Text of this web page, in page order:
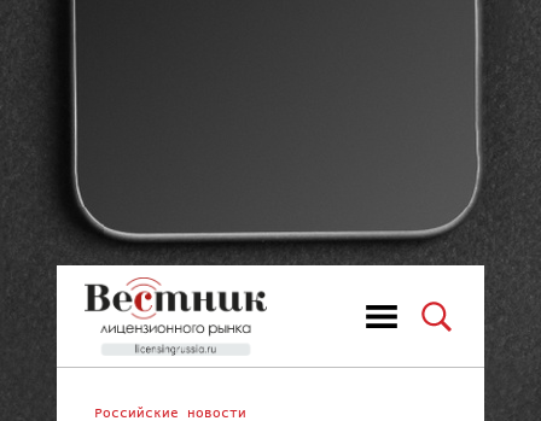
Российские новости